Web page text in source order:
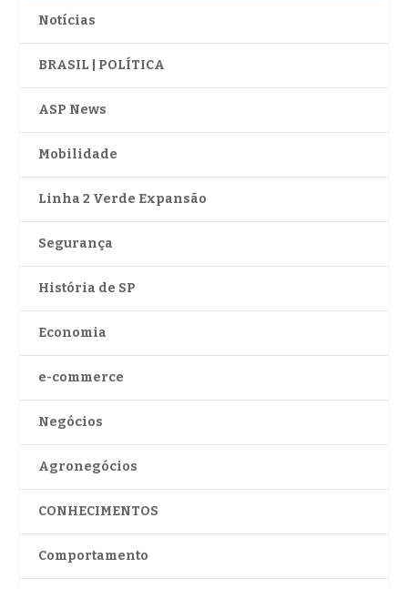
Notícias
BRASIL | POLÍTICA
ASP News
Mobilidade
Linha 2 Verde Expansão
Segurança
História de SP
Economia
e-commerce
Negócios
Agronegócios
CONHECIMENTOS
Comportamento